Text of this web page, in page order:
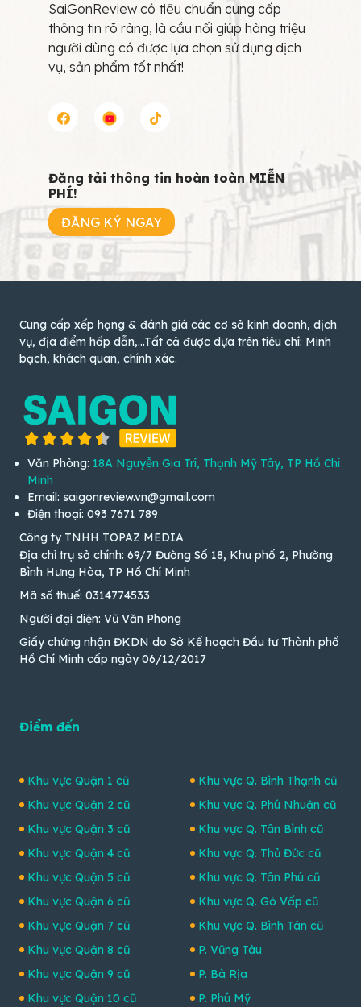
SaiGonReview có tiêu chuẩn cung cấp
thông tin rõ ràng, là cầu nối giúp hàng triệu
người dùng có được lựa chọn sử dụng dịch
vụ, sản phẩm tốt nhất!
Đăng tải thông tin hoàn toàn MIỄN
PHÍ!
ĐĂNG KÝ NGAY
Cung cấp xếp hạng & đánh giá các cơ sở kinh doanh, dịch
vụ, địa điểm hấp dẫn,...Tất cả được dựa trên tiêu chí: Minh
bạch, khách quan, chính xác.
Văn Phòng: 18A Nguyễn Gia Trí, Thạnh Mỹ Tây, TP Hồ Chí
Minh
Email: saigonreview.vn@gmail.com
Điện thoại: 093 7671 789
Công ty TNHH TOPAZ MEDIA
Địa chỉ trụ sở chính: 69/7 Đường Số 18, Khu phố 2, Phường
Bình Hưng Hòa, TP Hồ Chí Minh
Mã số thuế: 0314774533
Người đại diện: Vũ Văn Phong
Giấy chứng nhận ĐKDN do Sở Kế hoạch Đầu tư Thành phố
Hồ Chí Minh cấp ngày 06/12/2017
Điểm đến
Khu vực Quận 1 cũ
Khu vực Quận 2 cũ
Khu vực Quận 3 cũ
Khu vực Quận 4 cũ
Khu vực Quận 5 cũ
Khu vực Quận 6 cũ
Khu vực Quận 7 cũ
Khu vực Quận 8 cũ
Khu vực Quận 9 cũ
Khu vực Quận 10 cũ
Khu vực Q. Bình Thạnh cũ
Khu vực Q. Phú Nhuận cũ
Khu vực Q. Tân Bình cũ
Khu vực Q. Thủ Đức cũ
Khu vực Q. Tân Phú cũ
Khu vực Q. Gò Vấp cũ
Khu vực Q. Bình Tân cũ
P. Vũng Tàu
P. Bà Rịa
P. Phú Mỹ